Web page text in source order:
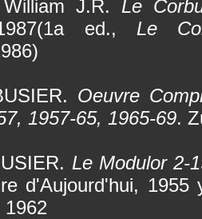
J.R. Le
ed., Le
Oeuvre
1957-65, 1965-69.
Le Modulor 2-
d'Aujourd'hui,
1962